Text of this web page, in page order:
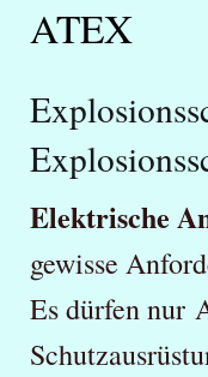
ATEX
Elektrische
gewisse
Es dürfen nur